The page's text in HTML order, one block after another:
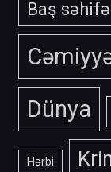
Baş səhifə
Dünya
Hərbi